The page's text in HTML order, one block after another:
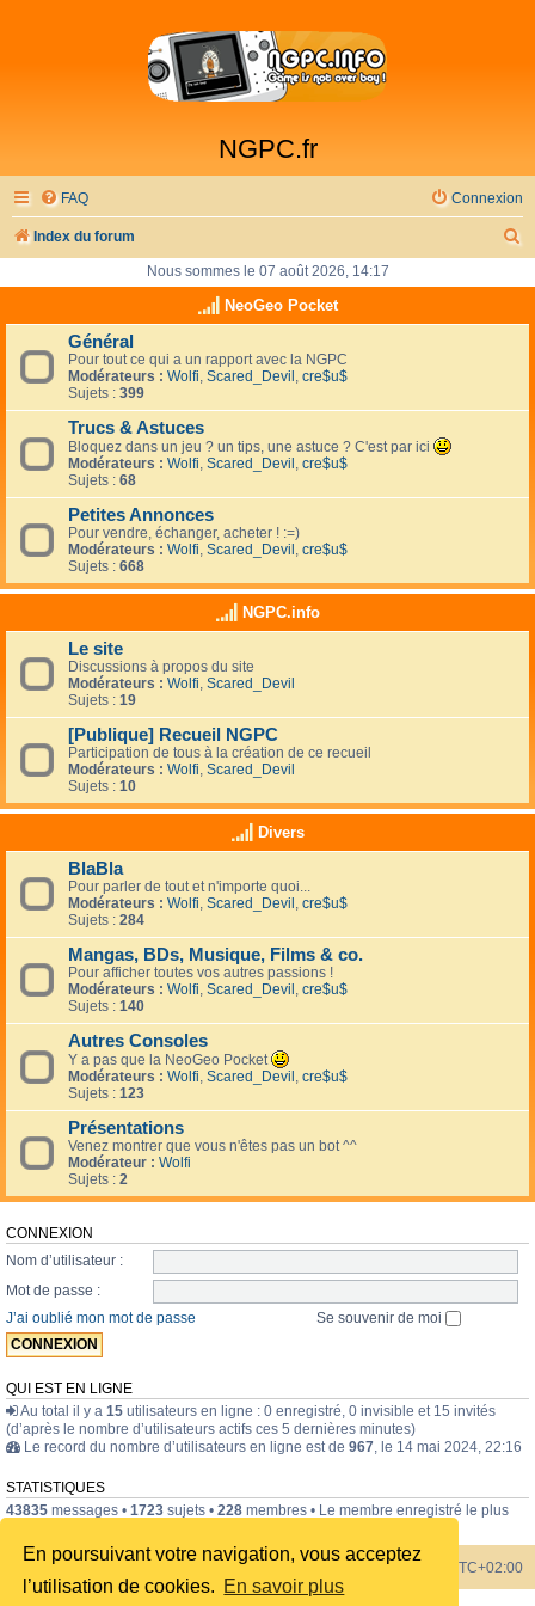
En poursuivant votre navigation, vous acceptez
l’utilisation de cookies. En savoir plus
NGPC.fr
FAQ Connexion
Index du forum
h
Nous sommes le 07 août 2026, 14:17
NeoGeo Pocket
Général
Pour tout ce qui a un rapport avec la NGPC
Modérateurs : Wolfi, Scared_Devil , cre$u$
Sujets : 399
Trucs & Astuces
Bloquez dans un jeu ? un tips, une astuce ? C'est par ici
Modérateurs : Wolfi, Scared_Devil , cre$u$
Sujets : 68
Petites Annonces
Pour vendre, échanger, acheter ! :=)
Modérateurs : Wolfi, Scared_Devil , cre$u$
Sujets : 668
NGPC.info
Le site
Discussions à propos du site
Modérateurs : Wolfi, Scared_Devil
Sujets : 19
[Publique] Recueil NGPC
Participation de tous à la création de ce recueil
Modérateurs : Wolfi, Scared_Devil
Sujets : 10
Divers
BlaBla
Pour parler de tout et n'importe quoi...
Modérateurs : Wolfi, Scared_Devil, cre$u$
Sujets : 284
Mangas, BDs, Musique, Films & co.
Pour afficher toutes vos autres passions !
Modérateurs : Wolfi, Scared_Devil, cre$u$
Sujets : 140
Autres Consoles
Y a pas que la NeoGeo Pocket
Modérateurs : Wolfi, Scared_Devil, cre$u$
Sujets : 123
Présentations
Venez montrer que vous n'êtes pas un bot ^^
Modérateur : Wolfi
Sujets : 2
CONNEXION
Nom d’utilisateur :
Mot de passe :
J’ai oublié mon mot de passe
Se souvenir de moi
QUI EST EN LIGNE
Au total il y a 15 utilisateurs en ligne : 0 enregistré, 0 invisible et 15 invités
(d’après le nombre d’utilisateurs actifs ces 5 dernières minutes)
Le record du nombre d’utilisateurs en ligne est de 967, le 14 mai 2024, 22:16
STATISTIQUES
43835 messages • 1723 sujets • 228 membres • Le membre enregistré le plus
Index du forum Heures au format UTC+02:00